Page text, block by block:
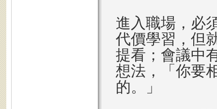
進入職場，必
代價學習，但
提看；會議中
想法，「你要
的。」